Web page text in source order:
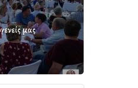
μας